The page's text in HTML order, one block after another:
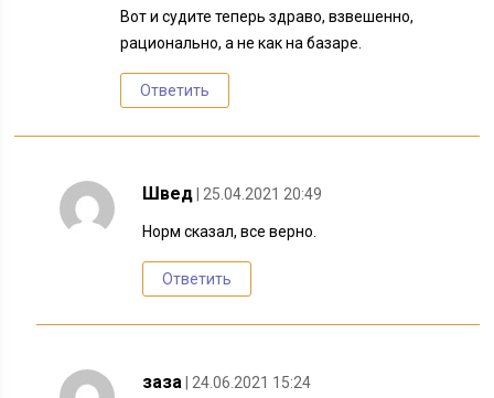
Вот и судите теперь здраво, взвешенно,
рационально, а не как на базаре.
Ответить
Швед | 25.04.2021 20:49
Норм сказал, все верно.
Ответить
заза | 24.06.2021 15:24